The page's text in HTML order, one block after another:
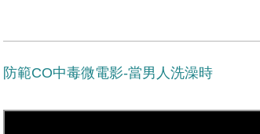
防範CO中毒微電影-當男人洗澡時